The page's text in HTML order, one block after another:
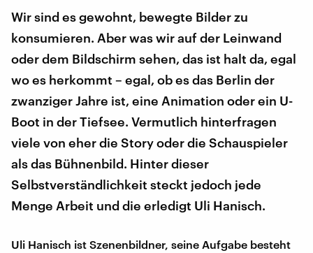
Wir sind es gewohnt, bewegte Bilder zu
konsumieren. Aber was wir auf der Leinwand
oder dem Bildschirm sehen, das ist halt da, egal
wo es herkommt – egal, ob es das Berlin der
zwanziger Jahre ist, eine Animation oder ein U-
Boot in der Tiefsee. Vermutlich hinterfragen
viele von eher die Story oder die Schauspieler
als das Bühnenbild. Hinter dieser
Selbstverständlichkeit steckt jedoch jede
Menge Arbeit und die erledigt Uli Hanisch.
Uli Hanisch ist Szenenbildner, seine Aufgabe besteht